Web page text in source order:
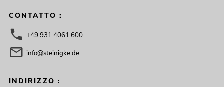
CONTATTO :
+49 931 4061 600
info@steinigke.de
INDIRIZZO :